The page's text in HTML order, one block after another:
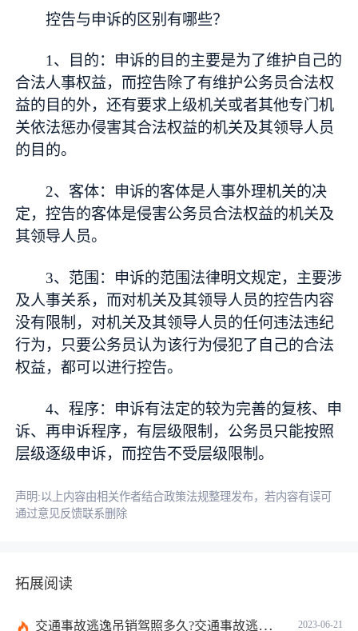
控告与申诉的区别有哪些？
1、目的：申诉的目的主要是为了维护自己的
合法人事权益，而控告除了有维护公务员合法权
益的目的外，还有要求上级机关或者其他专门机
关依法惩办侵害其合法权益的机关及其领导人员
的目的。
2、客体：申诉的客体是人事外理机关的决
定，控告的客体是侵害公务员合法权益的机关及
其领导人员。
3、范围：申诉的范围法律明文规定，主要涉
及人事关系，而对机关及其领导人员的控告内容
没有限制，对机关及其领导人员的任何违法违纪
行为，只要公务员认为该行为侵犯了自己的合法
权益，都可以进行控告。
4、程序：申诉有法定的较为完善的复核、申
诉、再申诉程序，有层级限制，公务员只能按照
层级逐级申诉，而控告不受层级限制。
声明:以上内容由相关作者结合政策法规整理发布，若内容有误可
通过意见反馈联系删除
拓展阅读
2023-06-21
交通事故逃逸吊销驾照多久?交通事故逃逸的认定标准是什么?-世界独家